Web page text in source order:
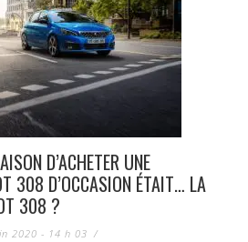
D’ACHETER UNE
308 D’OCCASION ÉTAIT… LA
308 ?
2020 - 14 h 03 /